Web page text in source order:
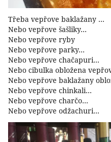
Třeba vepřove baklažany …
Nebo vepřove šašliky…
Nebo vepřove ryby
Nebo vepřove parky…
Nebo vepřove chačapuri…
Nebo cibulka obložena
Nebo vepřove baklažany
Nebo vepřove chinkali…
Nebo vepřove charčo…
Nebo vepřove odžachuri…